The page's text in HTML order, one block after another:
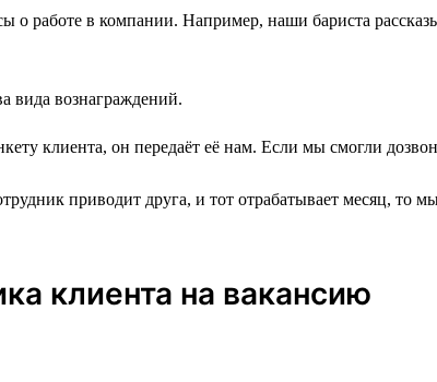
о работе в компании. Например, наши бариста
вида вознаграждений.
клиента, он передаёт её нам. Если мы смогли
приводит друга, и тот отрабатывает месяц, то
клиента на вакансию